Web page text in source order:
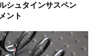
シュタインサスペン
ント